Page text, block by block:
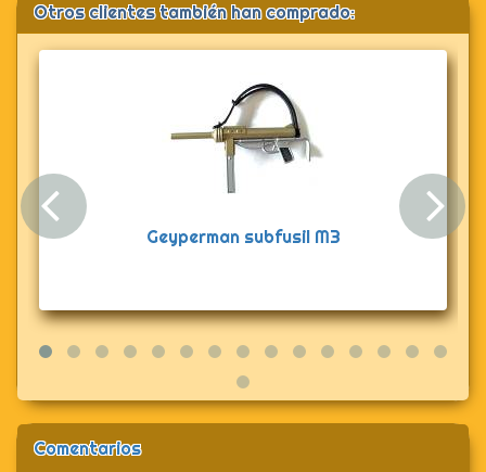
Otros clientes también han comprado:
Geyperman subfusil M3
Anterior
Comentarios